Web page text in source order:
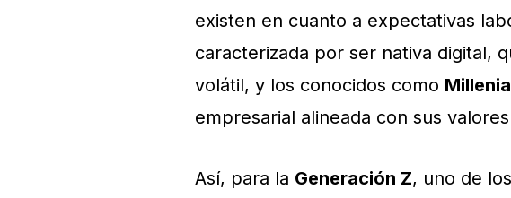
existen en cuanto a expectativas
caracterizada por ser nativa digital,
volátil, y los conocidos como
empresarial alineada con sus
Así, para la Generación Z, uno de